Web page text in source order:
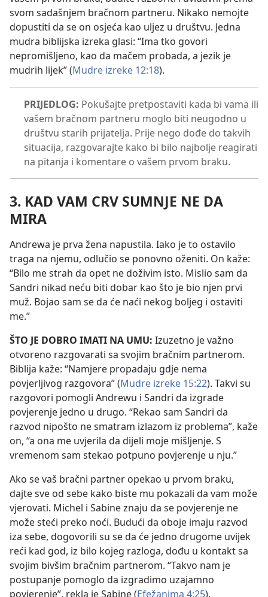
svom sadašnjem bračnom partneru. Nikako nemojte
dopustiti da se on osjeća kao uljez u društvu. Jedna
mudra biblijska izreka glasi: “Ima tko govori
nepromišljeno, kao da mačem probada, a jezik je
mudrih lijek” (Mudre izreke 12:18).
PRIJEDLOG: Pokušajte pretpostaviti kada bi vama ili
vašem bračnom partneru moglo biti neugodno u
društvu starih prijatelja. Prije nego dođe do takvih
situacija, razgovarajte kako bi bilo najbolje reagirati
na pitanja i komentare o vašem prvom braku.
3. KAD VAM CRV SUMNJE NE DA
MIRA
Andrewa je prva žena napustila. Iako je to ostavilo
traga na njemu, odlučio se ponovno oženiti. On kaže:
“Bilo me strah da opet ne doživim isto. Mislio sam da
Sandri nikad neću biti dobar kao što je bio njen prvi
muž. Bojao sam se da će naći nekog boljeg i ostaviti
me.”
ŠTO JE DOBRO IMATI NA UMU: Izuzetno je važno
otvoreno razgovarati sa svojim bračnim partnerom.
Biblija kaže: “Namjere propadaju gdje nema
povjerljivog razgovora” (Mudre izreke 15:22). Takvi su
razgovori pomogli Andrewu i Sandri da izgrade
povjerenje jedno u drugo. “Rekao sam Sandri da
razvod nipošto ne smatram izlazom iz problema”, kaže
on, “a ona me uvjerila da dijeli moje mišljenje. S
vremenom sam stekao potpuno povjerenje u nju.”
Ako se vaš bračni partner opekao u prvom braku,
dajte sve od sebe kako biste mu pokazali da vam može
vjerovati. Michel i Sabine znaju da se povjerenje ne
može steći preko noći. Budući da oboje imaju razvod
iza sebe, dogovorili su se da će jedno drugome uvijek
reći kad god, iz bilo kojeg razloga, dođu u kontakt sa
svojim bivšim bračnim partnerom. “Takvo nam je
postupanje pomoglo da izgradimo uzajamno
povjerenje”, rekla je Sabine (Efežanima 4:25).